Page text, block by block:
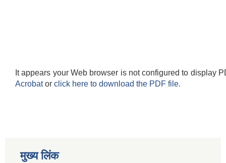
It appears your Web browser is not configured to display
Acrobator click here to download the PDF file.
मुख्य लिंक